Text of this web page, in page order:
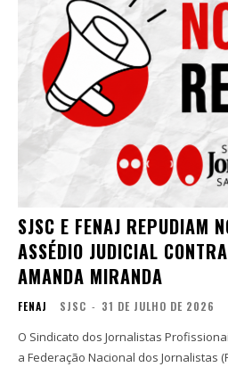
SJSC E FENAJ REPUDIAM
ASSÉDIO JUDICIAL
AMANDA MIRANDA
FENAJ SJSC - 31 DE JULHO DE 2026
O Sindicato dos Jornalistas
a Federação Nacional dos Jornalistas